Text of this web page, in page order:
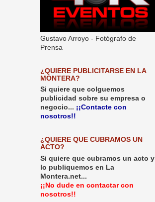
Gustavo Arroyo - Fotógrafo de
Prensa
¿QUIERE PUBLICITARSE EN LA
MONTERA?
Si quiere que colguemos
publicidad sobre su empresa o
negocio... ¡¡Contacte con
nosotros!!
¿QUIERE QUE CUBRAMOS UN
ACTO?
Si quiere que cubramos un acto y
lo publiquemos en La
Montera.net...
¡¡No dude en contactar con
nosotros!!